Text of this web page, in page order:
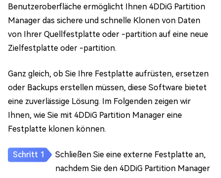
Benutzeroberfläche ermöglicht Ihnen 4DDiG Partition
Manager das sichere und schnelle Klonen von Daten
von Ihrer Quellfestplatte oder -partition auf eine neue
Zielfestplatte oder -partition.
Ganz gleich, ob Sie Ihre Festplatte aufrüsten, ersetzen
oder Backups erstellen müssen, diese Software bietet
eine zuverlässige Lösung. Im Folgenden zeigen wir
Ihnen, wie Sie mit 4DDiG Partition Manager eine
Festplatte klonen können.
Schließen Sie eine externe Festplatte an,
nachdem Sie den 4DDiG Partition Manager